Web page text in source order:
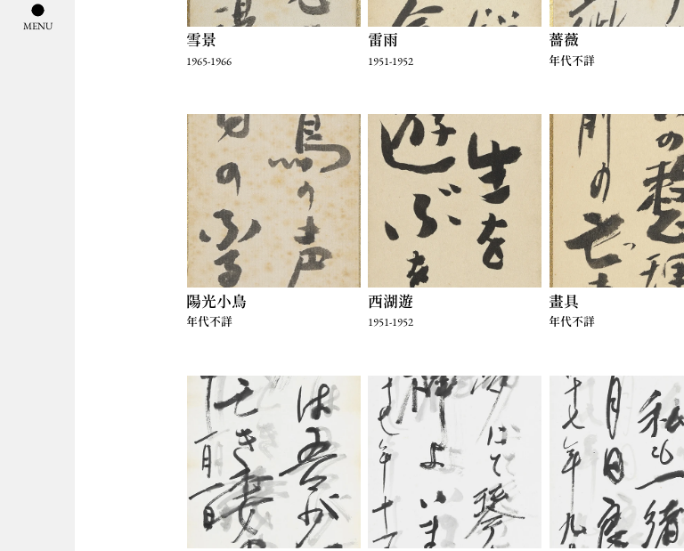
導覽列按鈕
MENU
雪景
1965-1966
雷雨
1951-1952
薔薇
年代不詳
陽光小鳥
年代不詳
西湖遊
1951-1952
畫具
年代不詳